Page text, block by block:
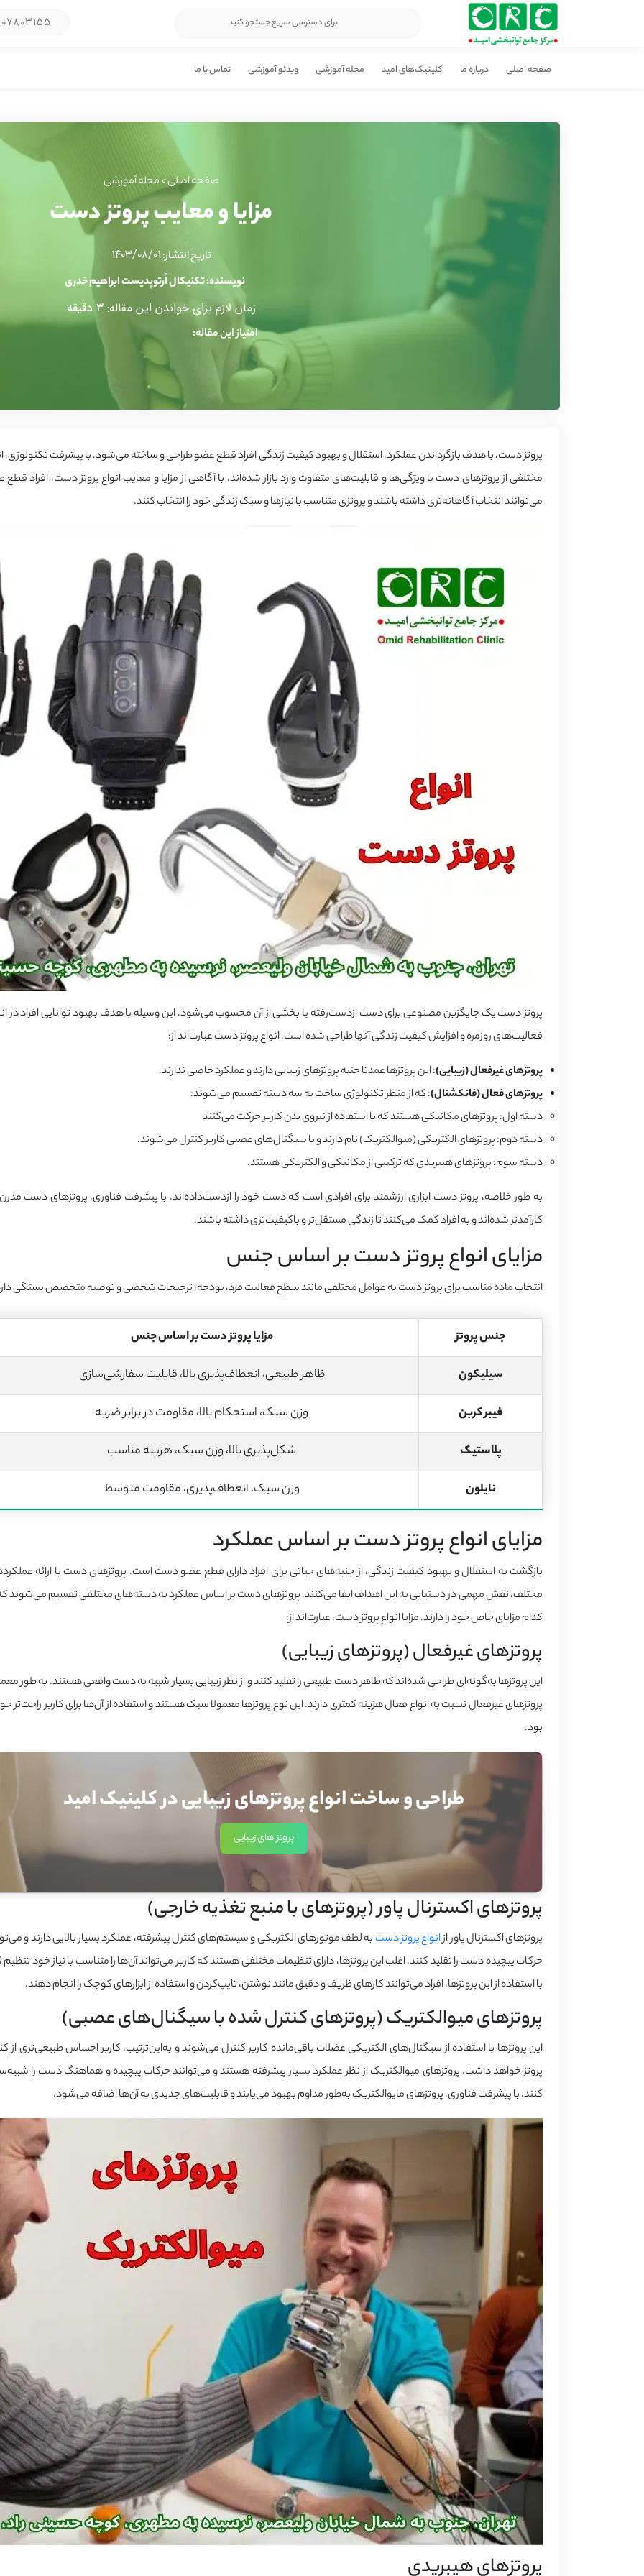
صفحه اصلی درباره ما کلینیک‌های امید مجله آموزشی ویدئو آموزشی تماس با ما
صفحه اصلی>مجله آموزشی
مزایا و معایب پروتز دست
تاریخ انتشار:۱۴۰۳/۰۸/۰۱
نویسنده: تکنیکال اُرتوپدیست ابراهیم خدری
زمان لازم برای خواندن این مقاله:۳ دقیقه
امتیاز این مقاله:
پروتز دست، با هدف بازگرداندن عملکرد، استقلال و بهبود کیفیت زندگی افراد قطع عضو طراحی و ساخته می‌شود. با پیشرفت تکنولوژی،
مختلفی از پروتزهای دست با ویژگی‌ها و قابلیت‌های متفاوت وارد بازار شده‌اند. با آگاهی از مزایا و معایب انواع پروتز دست، افراد
می‌توانند انتخاب آگاهانه‌تری داشته باشند و پروتزی متناسب با نیازها و سبک زندگی خود را انتخاب کنند.
پروتز دست یک جایگزین مصنوعی برای دست ازدست‌رفته یا بخشی از آن محسوب می‌شود. این وسیله با هدف بهبود توانایی افراد در
فعالیت‌های روزمره و افزایش کیفیت زندگی آنها طراحی شده است. انواع پروتز دست عبارت‌اند از:
پروتزهای غیرفعال(زیبایی): این پروتزها عمدتا جنبه پروتزهای زیبایی دارند و عملکرد خاصی ندارند.
پروتزهای فعال (فانکشنال): که از منظر تکنولوژی ساخت به سه دسته تقسیم می‌شوند:
دسته اول: پروتزهای مکانیکی هستند که با استفاده از نیروی بدن کاربر حرکت می‌کنند
دسته دوم: پروتزهای الکتریکی (میوالکتریک) نام دارند و با سیگنال‌های عصبی کاربر کنترل می‌شوند.
دسته سوم: پروتزهای هیبریدی که ترکیبی از مکانیکی و الکتریکی هستند.
به طور خلاصه، پروتز دست ابزاری ارزشمند برای افرادی است که دست خود را ازدست‌داده‌اند. با پیشرفت فناوری، پروتزهای دست
کارآمدتر شده‌اند و به افراد کمک می‌کنند تا زندگی مستقل‌تر و باکیفیت‌تری داشته باشند.
مزایای انواع پروتز دست بر اساس جنس
انتخاب ماده مناسب برای پروتز دست به عوامل مختلفی مانند سطح فعالیت فرد، بودجه، ترجیحات شخصی و توصیه متخصص بستگی
جنس پروتز
مزایا پروتز دست بر اساس جنس
سیلیکون
ظاهر طبیعی، انعطاف‌پذیری بالا، قابلیت سفارشی‌سازی
فیبر کربن
وزن سبک، استحکام بالا، مقاومت در برابر ضربه
پلاستیک
شکل‌پذیری بالا، وزن سبک، هزینه مناسب
نایلون
وزن سبک، انعطاف‌پذیری، مقاومت متوسط
مزایای انواع پروتز دست بر اساس عملکرد
بازگشت به استقلال و بهبود کیفیت زندگی، از جنبه‌های حیاتی برای افراد دارای قطع عضو دست است. پروتزهای دست با ارائه
مختلف، نقش مهمی در دستیابی به این اهداف ایفا می‌کنند. پروتزهای دست بر اساس عملکرد به دسته‌های مختلفی تقسیم می‌شوند
کدام مزایای خاص خود را دارند. مزایا انواع پروتز دست، عبارت‌اند از:
پروتزهای غیرفعال (پروتزهای زیبایی)
این پروتزها به‌گونه‌ای طراحی شده‌اند که ظاهر دست طبیعی را تقلید کنند و از نظر زیبایی بسیار شبیه به دست واقعی هستند. به طور
پروتزهای غیرفعال نسبت به انواع فعال هزینه کمتری دارند. این نوع پروتزها معمولا سبک هستند و استفاده از آن‌ها برای کاربر راحت‌تر
بود.
طراحی و ساخت انواع پروتزهای زیبایی در کلینیک امید
پروتز های زیبایی
پروتزهای اکسترنال پاور (پروتزهای با منبع تغذیه خارجی)
پروتزهای اکسترنال پاور ازانواع پروتز دستبه لطف موتورهای الکتریکی و سیستم‌های کنترل پیشرفته، عملکرد بسیار بالایی دارند و
حرکات پیچیده دست را تقلید کنند. اغلب این پروتزها، دارای تنظیمات مختلفی هستند که کاربر می‌تواند آن‌ها را متناسب با نیاز خود تنظیم
با استفاده از این پروتزها، افراد می‌توانند کارهای ظریف و دقیق مانند نوشتن، تایپ‌کردن و استفاده از ابزارهای کوچک را انجام دهند.
پروتزهای میوالکتریک (پروتزهای کنترل شده با سیگنال‌های عصبی)
این پروتزها با استفاده از سیگنال‌های الکتریکی عضلات باقی‌مانده کاربر کنترل می‌شوند و به‌این‌ترتیب، کاربر احساس طبیعی‌تری از
پروتز خواهد داشت. پروتزهای میوالکتریک از نظر عملکرد بسیار پیشرفته هستند و می‌توانند حرکات پیچیده و هماهنگ دست را
کنند. با پیشرفت فناوری، پروتزهای مایوالکتریک به‌طور مداوم بهبود می‌یابند و قابلیت‌های جدیدی به آن‌ها اضافه می‌شود.
پروتزهای هیبریدی